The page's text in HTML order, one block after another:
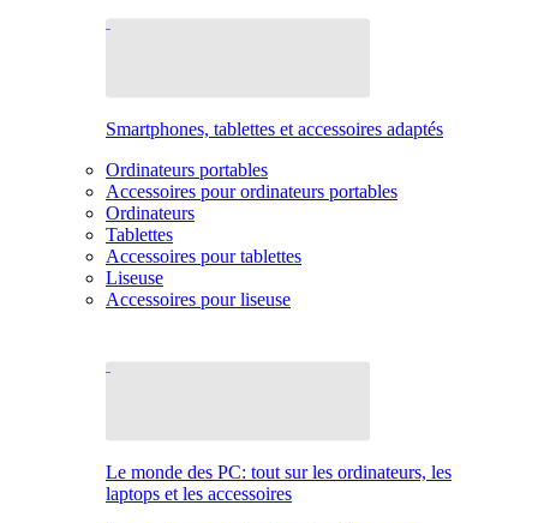
Smartphones, tablettes et accessoires adaptés
Ordinateurs portables
Accessoires pour ordinateurs portables
Ordinateurs
Tablettes
Accessoires pour tablettes
Liseuse
Accessoires pour liseuse
Le monde des PC: tout sur les ordinateurs, les
laptops et les accessoires